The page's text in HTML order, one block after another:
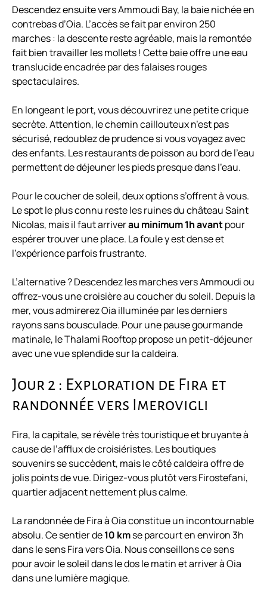
Descendez ensuite vers Ammoudi Bay, la baie nichée en
contrebas d’Oia. L’accès se fait par environ 250
marches : la descente reste agréable, mais la remontée
fait bien travailler les mollets ! Cette baie offre une eau
translucide encadrée par des falaises rouges
spectaculaires.
En longeant le port, vous découvrirez une petite crique
secrète. Attention, le chemin caillouteux n’est pas
sécurisé, redoublez de prudence si vous voyagez avec
des enfants. Les restaurants de poisson au bord de l’eau
permettent de déjeuner les pieds presque dans l’eau.
Pour le coucher de soleil, deux options s’offrent à vous.
Le spot le plus connu reste les ruines du château Saint
Nicolas, mais il faut arriverau minimum 1h avantpour
espérer trouver une place. La foule y est dense et
l’expérience parfois frustrante.
L’alternative ? Descendez les marches vers Ammoudi ou
offrez-vous une croisière au coucher du soleil. Depuis la
mer, vous admirerez Oia illuminée par les derniers
rayons sans bousculade. Pour une pause gourmande
matinale, le Thalami Rooftop propose un petit-déjeuner
avec une vue splendide sur la caldeira.
Jour 2 : Exploration de Fira et
randonnée vers Imerovigli
Fira, la capitale, se révèle très touristique et bruyante à
cause de l’afflux de croisiéristes. Les boutiques
souvenirs se succèdent, mais le côté caldeira offre de
jolis points de vue. Dirigez-vous plutôt vers Firostefani,
quartier adjacent nettement plus calme.
La randonnée de Fira à Oia constitue un incontournable
absolu. Ce sentier de10 kmse parcourt en environ 3h
dans le sens Fira vers Oia. Nous conseillons ce sens
pour avoir le soleil dans le dos le matin et arriver à Oia
dans une lumière magique.